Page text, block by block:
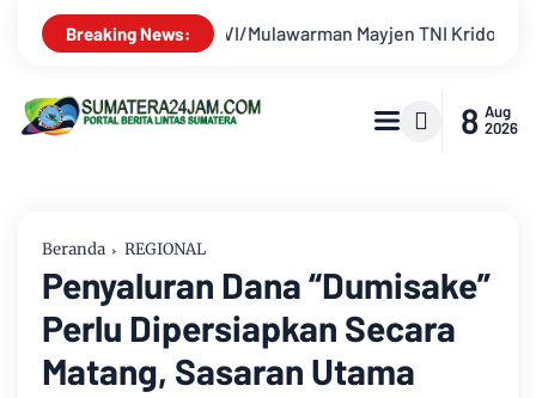
Breaking News:
Krido Pramono Jadi Ikon Singing Competition HUT Ke-81 RI
8 Aug
2026
Beranda REGIONAL
Penyaluran Dana “Dumisake”
Perlu Dipersiapkan Secara
Matang, Sasaran Utama